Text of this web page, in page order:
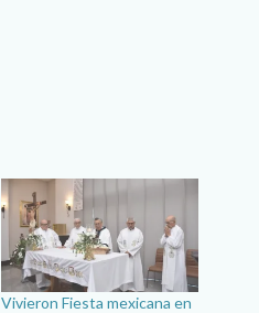
Vivieron Fiesta mexicana en